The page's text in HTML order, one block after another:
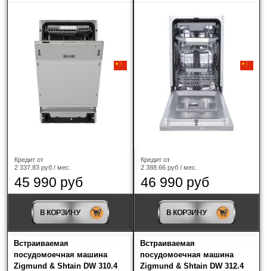
TEKA(2)
Vard
Zigmund & Shtain
Ширина
60 см(16)
Тип встраивания посудомоечной машины
Кредит от
2 337.83 руб / мес.
45 990 руб
В КОРЗИНУ
Кредит от
2 388.66 руб / мес.
46 990 руб
В КОРЗИНУ
Встраиваемая
посудомоечная машина
Zigmund & Shtain DW 310.4
Встраиваемая
посудомоечная машина
Zigmund & Shtain DW 312.4